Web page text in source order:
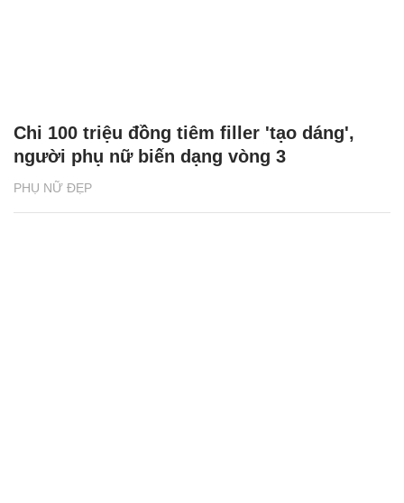
PHỤ NỮ ĐẸP
Chi 100 triệu đồng tiêm filler 'tạo dáng',
người phụ nữ biến dạng vòng 3